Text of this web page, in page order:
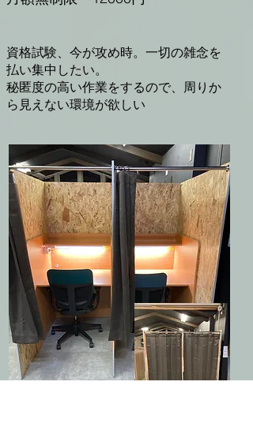
資格試験、今が攻め時。 一切の雑念を
払い集中したい。
秘匿度の高い作業をするので、周りか
ら見えない環境が欲しい